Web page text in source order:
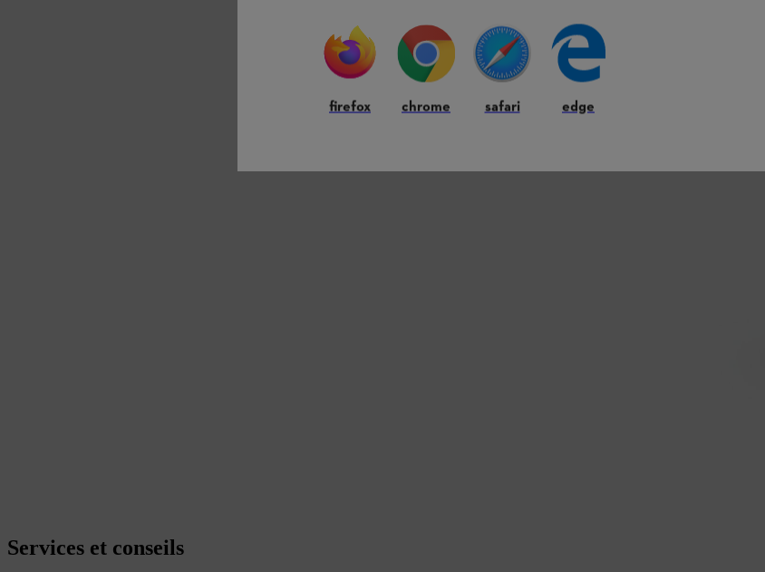
Services et conseils
firefox chrome safari edge